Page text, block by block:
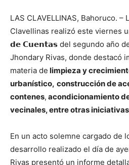
LAS CLAVELLINAS, Bahoruco. –
Clavellinas realizó este viernes
𝗱𝗲 𝗖𝘂𝗲𝗻𝘁𝗮𝘀 del segundo año
Jhondary Rivas, donde destacó
materia de limpieza y
urbanístico, construcción de
contenes, acondicionamiento
vecinales, entre otras
En un acto solemne cargado de
desarrollo realizado el día de
Rivas presentó un informe